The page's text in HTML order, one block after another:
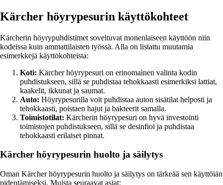
Kärcher höyrypesurin käyttökohteet
Kärcherin höyrypuhdistimet soveltuvat monenlaiseen käyttöön niin
kodeissa kuin ammattilaisten työssä. Alla on listattu muutamia
esimerkkejä käyttökohteista:
Koti: Kärcher höyrypesuri on erinomainen valinta kodin
puhdistukseen, sillä se puhdistaa tehokkaasti esimerkiksi lattiat,
kaakelit, ikkunat ja saumat.
Auto: Höyrypesurilla voit puhdistaa auton sisätilat helposti ja
tehokkaasti, poistaen hajut ja bakteerit samalla.
Toimistotilat: Kärcherin höyrypesuri on hyvä investointi
toimistojen puhdistukseen, sillä se desinfioi ja puhdistaa
tehokkaasti erilaiset pinnat.
Kärcher höyrypesurin huolto ja säilytys
Oman Kärcher höyrypesurin huolto ja säilytys on tärkeää sen käyttöiän
pidentämiseksi. Muista seuraavat asiat: